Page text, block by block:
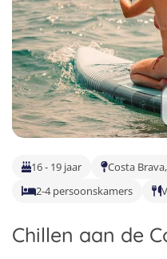
Vind jouw perfecte
Beantwoord een paar korte
16 - 19 jaar Costa
2-4 persoonskamers
Chillen aan de